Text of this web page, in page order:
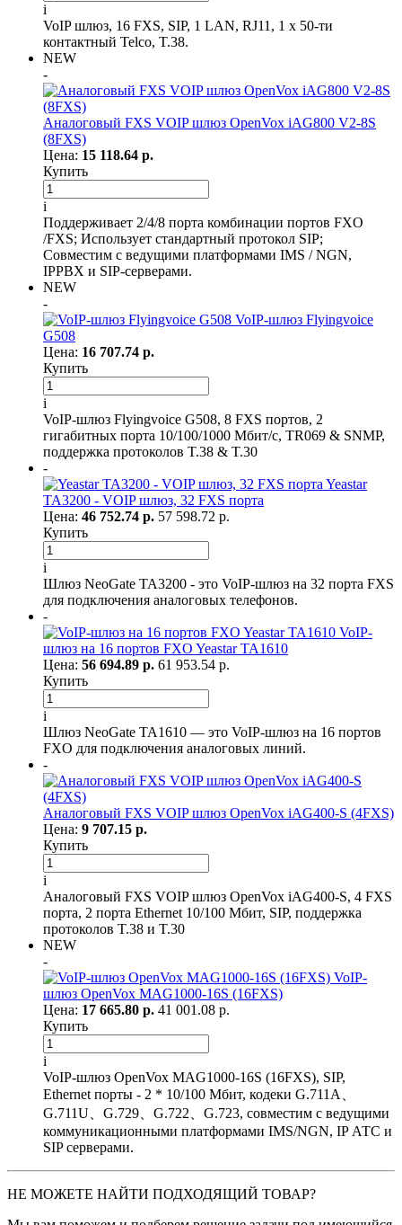
i
VoIP шлюз, 16 FXS, SIP, 1 LAN, RJ11, 1 x 50-ти
контактный Telco, T.38.
NEW
-
Аналоговый FXS VOIP шлюз OpenVox iAG800 V2-8S
(8FXS)
Цена: 15 118.64 р.
Купить
i
Поддерживает 2/4/8 порта комбинации портов FXO
/FXS; Использует стандартный протокол SIP;
Совместим с ведущими платформами IMS / NGN,
IPPBX и SIP-серверами.
NEW
-
VoIP-шлюз Flyingvoice
G508
Цена: 16 707.74 р.
Купить
i
VoIP-шлюз Flyingvoice G508, 8 FXS портов, 2
гигабитных порта 10/100/1000 Мбит/с, TR069 & SNMP,
поддержка протоколов T.38 & T.30
-
Yeastar
TA3200 - VOIP шлюз, 32 FXS порта
Цена: 46 752.74 р. 57 598.72 р.
Купить
i
Шлюз NeoGate TA3200 - это VoIP-шлюз на 32 порта FXS
для подключения аналоговых телефонов.
-
VoIP-
шлюз на 16 портов FXO Yeastar TA1610
Цена: 56 694.89 р. 61 953.54 р.
Купить
i
Шлюз NeoGate TA1610 — это VoIP-шлюз на 16 портов
FXO для подключения аналоговых линий.
-
Аналоговый FXS VOIP шлюз OpenVox iAG400-S (4FXS)
Цена: 9 707.15 р.
Купить
i
Аналоговый FXS VOIP шлюз OpenVox iAG400-S, 4 FXS
порта, 2 порта Ethernet 10/100 Мбит, SIP, поддержка
протоколов T.38 и T.30
NEW
-
VoIP-
шлюз OpenVox MAG1000-16S (16FXS)
Цена: 17 665.80 р. 41 001.08 р.
Купить
i
VoIP-шлюз OpenVox MAG1000-16S (16FXS), SIP,
Ethernet порты - 2 * 10/100 Мбит, кодеки G.711A、
G.711U、G.729、G.722、G.723, совместим с ведущими
коммуникационными платформами IMS/NGN, IP АТС и
SIP серверами.
НЕ МОЖЕТЕ НАЙТИ ПОДХОДЯЩИЙ ТОВАР?